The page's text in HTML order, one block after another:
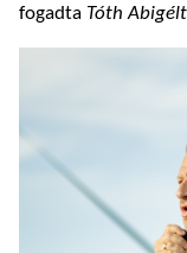
fogadta Tóth Abigélt